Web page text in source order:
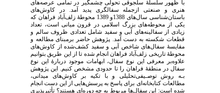
با ظهور سلسلۀ سلجوقی تحولی چشمگیر در تمامی عرصه‌های
هنری و صنعتی ازجمله سفالگری پدید آمد. در کاوش‌های
باستان‌شناسی سال‌های 1388و 1389 محوطۀ زلف‌آباد فراهان که
یکی از محوطه‌های بزرگ اسلامی در قرون میانی است، تعداد
زیادی از سفالینه‌های آبی و سفید شامل تعدادی ظروف سالم و
قطعات شکسته به دست آمد. پژوهش حاضر برمبنای مطالعه و
مقایسۀ سفال‌های شاخص آبی و سفید کشف‌شده از کاوش‌های
محوطۀ تاریخی زلف‌آباد فراهان انجام شده تا از این طریق بتوانیم
علاوه‌بر معرفی این نوع سفال، ابهامات موجود دربارۀ این نوع
سفال در منطقۀ فراهان را تا حدودی مشخص کنیم. این پژوهش
بـه روش توصـیفی‌تحلیلی و با تکیه بر کاوش‌های میدانی،
مطالعات کتابخانه‌ای برای پاسخ به پرسش‌هایی از این دست انجام
شده است: این سفال‌ها مربوط به چه دوره‌ای هستند؟ تأثیرپذیری